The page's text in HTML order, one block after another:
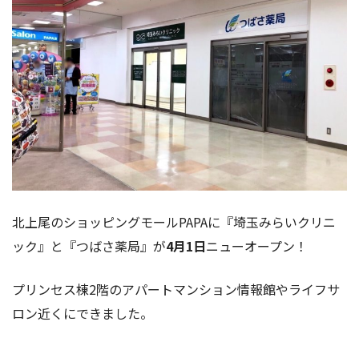
北上尾のショッピングモールPAPAに『埼玉みらいクリニ
ック』と『つばさ薬局』が4月1日ニューオープン！
プリンセス棟2階のアパートマンション情報館やライフサ
ロン近くにできました。